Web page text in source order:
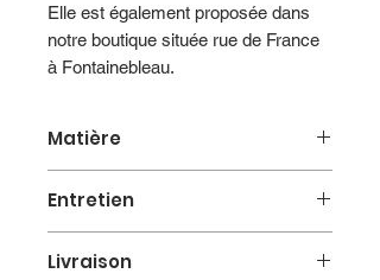
Elle est également proposée dans
notre boutique située rue de France
à Fontainebleau.
Matière
Entretien
Essorage 800 tours max
Livraison